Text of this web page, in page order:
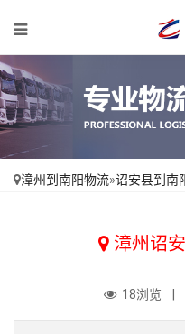
漳州到南阳物流»诏安县到南
漳州诏
18浏览 |